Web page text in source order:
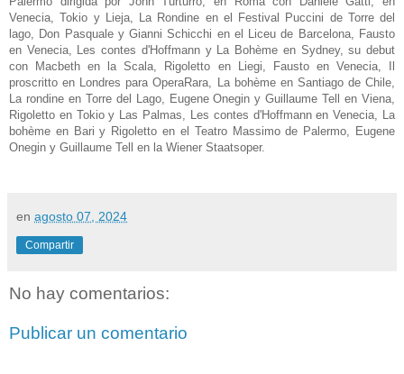
Venecia, Tokio y Lieja, La Rondine en el Festival Puccini de Torre del
lago, Don Pasquale y Gianni Schicchi en el Liceu de Barcelona, Fausto
en Venecia, Les contes d'Hoffmann y La Bohème en Sydney, su debut
con Macbeth en la Scala, Rigoletto en Liegi, Fausto en Venecia, Il
proscritto en Londres para OperaRara, La bohème en Santiago de Chile,
La rondine en Torre del Lago, Eugene Onegin y Guillaume Tell en Viena,
Rigoletto en Tokio y Las Palmas, Les contes d'Hoffmann en Venecia, La
bohème en Bari y Rigoletto en el Teatro Massimo de Palermo, Eugene
Onegin y Guillaume Tell en la Wiener Staatsoper.
en agosto 07, 2024
Compartir
No hay comentarios:
Publicar un comentario